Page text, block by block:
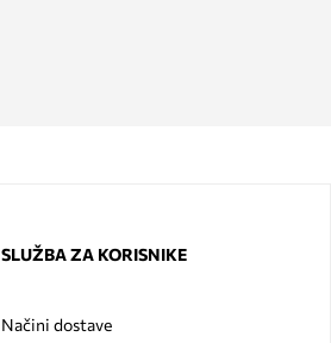
SLUŽBA ZA KORISNIKE
Načini dostave